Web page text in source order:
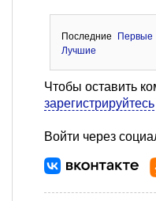
Последние
Первые
Лучшие
Чтобы оставить
зарегистрируйтесь
Войти через